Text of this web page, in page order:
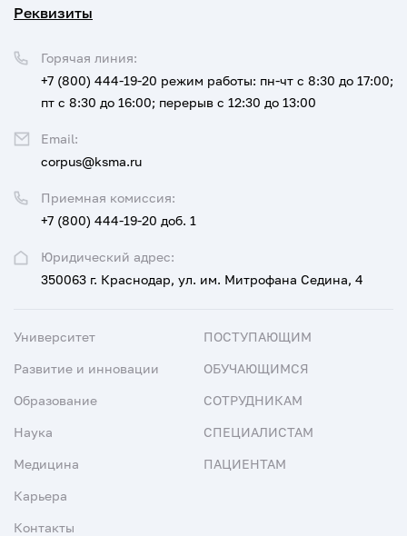
Реквизиты
Юридический адрес:
350063 г. Краснодар, ул. им. Митрофана Седина, 4
Приемная комиссия:
+7 (800) 444-19-20 доб. 1
Горячая линия:
+7 (800) 444-19-20 режим работы: пн-чт с 8:30 до 17:00;
пт с 8:30 до 16:00; перерыв с 12:30 до 13:00
Email:
corpus@ksma.ru
Университет
Развитие и инновации
Образование
Наука
Медицина
Карьера
Контакты
ПОСТУПАЮЩИМ
ОБУЧАЮЩИМСЯ
СОТРУДНИКАМ
СПЕЦИАЛИСТАМ
ПАЦИЕНТАМ